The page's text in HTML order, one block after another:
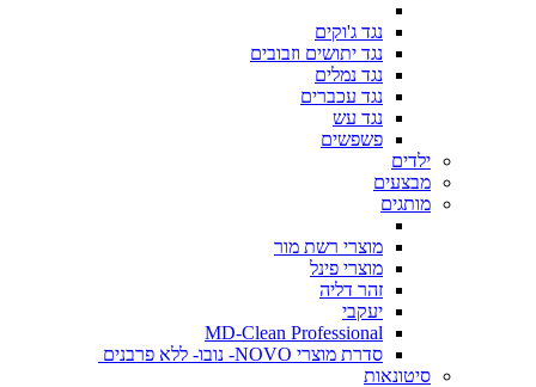
נגד ג'וקים
נגד יתושים וזבובים
נגד נמלים
נגד עכברים
נגד עש
פשפשים
ילדים
מבצעים
מותגים
מוצרי רשת מור
מוצרי פינל
זהר דליה
יעקבי
MD-Clean Professional
סדרת מוצרי NOVO- נובו- ללא פרבנים
סיטונאות